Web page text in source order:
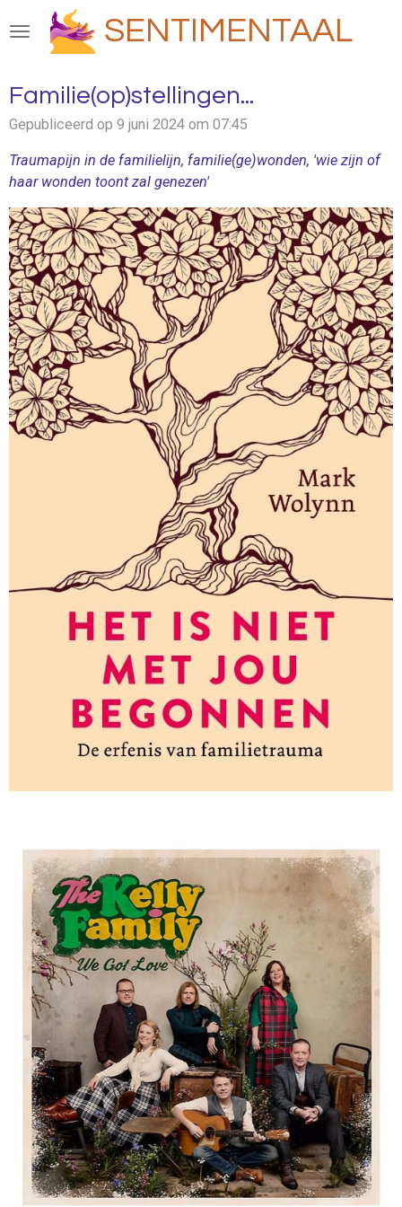
direct
de
hoofdinhoud
SENTIMENTAAL
Familie(op)stellingen...
Gepubliceerd op 9 juni 2024 om 07:45
Traumapijn in de familielijn, familie(ge)wonden, 'wie zijn of
haar wonden toont zal genezen'